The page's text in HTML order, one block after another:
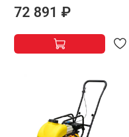
72 891 ₽